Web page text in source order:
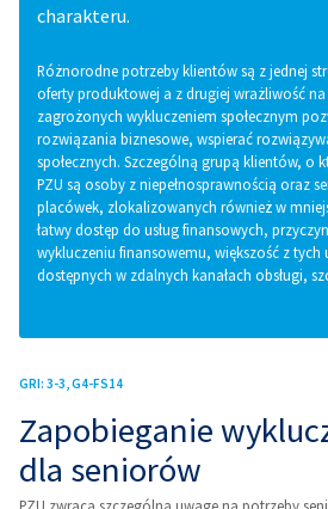
charakteru.
Różnorodne potrzeby klientów są z jednej
oferty produktowej a z drugiej wrażliwość
zagrożonych wykluczeniem społecznym
rozwiązania biznesowe, wspierać
społecznych. Szczególną grupą klientów, o
PZU są osoby z niepełnosprawnością oraz
placówek, zlokalizowanych również w
łatwy dostęp do usług finansowych,
wykluczeniu finansowemu, większość z tych
dostępnych w zdalnych kanałach obsługi,
3-3 G4-FS14
Zapobieganie
dla seniorów